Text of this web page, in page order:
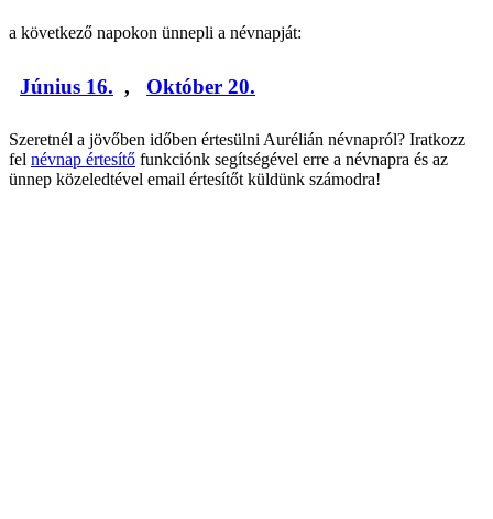
a következő napokon ünnepli a névnapját:
Június 16. , Október 20.
Szeretnél a jövőben időben értesülni Aurélián névnapról? Iratkozz
fel névnap értesítő funkciónk segítségével erre a névnapra és az
ünnep közeledtével email értesítőt küldünk számodra!